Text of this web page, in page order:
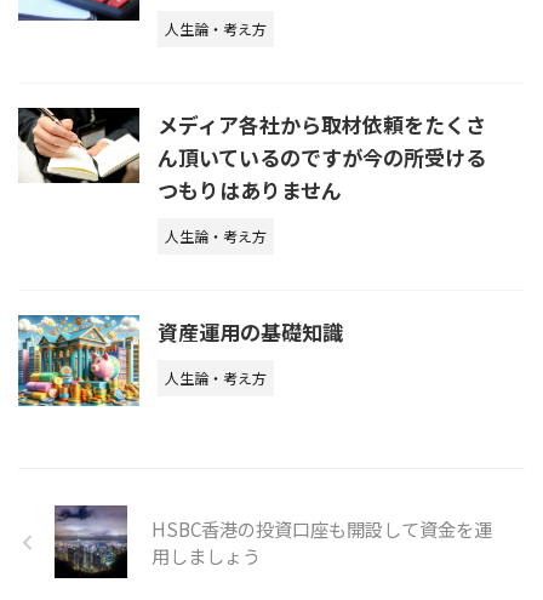
人生論・考え方
メディア各社から取材依頼をたくさ
ん頂いているのですが今の所受ける
つもりはありません
人生論・考え方
資産運用の基礎知識
人生論・考え方
HSBC香港の投資口座も開設して資金を運
用しましょう